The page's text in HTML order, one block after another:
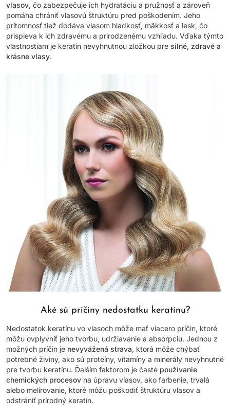
vlasov, čo zabezpečuje ich hydratáciu a pružnosť a zároveň
pomáha chrániť vlasovú štruktúru pred poškodením. Jeho
prítomnosť tiež dodáva vlasom hladkosť, mäkkosť a lesk, čo
prispieva k ich zdravému a prirodzenému vzhľadu. Vďaka týmto
vlastnostiam je keratín nevyhnutnou zložkou pre silné, zdravé a
krásne vlasy.
Aké sú príčiny nedostatku keratínu?
Nedostatok keratínu vo vlasoch môže mať viacero príčin, ktoré
môžu ovplyvniť jeho tvorbu, udržiavanie a absorpciu. Jednou z
možných príčin je nevyvážená strava, ktorá môže chýbať
potrebné živiny, ako sú proteíny, vitamíny a minerály nevyhnutné
pre tvorbu keratínu. Ďalším faktorom je časté používanie
chemických procesov na úpravu vlasov, ako farbenie, trvalá
alebo melírovanie, ktoré môžu poškodiť štruktúru vlasov a
odstrániť prírodný keratín.